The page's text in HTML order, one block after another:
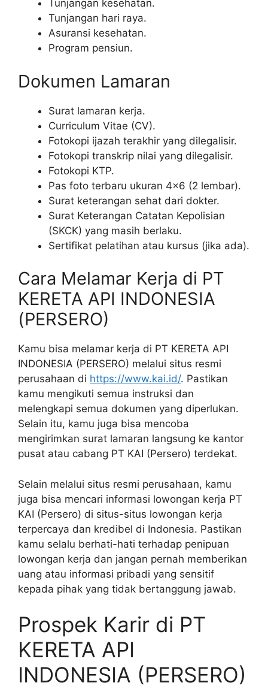
Tunjangan kesehatan.
Tunjangan hari raya.
Asuransi kesehatan.
Program pensiun.
Dokumen Lamaran
Surat lamaran kerja.
Curriculum Vitae (CV).
Fotokopi ijazah terakhir yang dilegalisir.
Fotokopi transkrip nilai yang dilegalisir.
Fotokopi KTP.
Pas foto terbaru ukuran 4×6 (2 lembar).
Surat keterangan sehat dari dokter.
Surat Keterangan Catatan Kepolisian
(SKCK) yang masih berlaku.
Sertifikat pelatihan atau kursus (jika ada).
Cara Melamar Kerja di PT
KERETA API INDONESIA
(PERSERO)
Kamu bisa melamar kerja di PT KERETA API
INDONESIA (PERSERO) melalui situs resmi
perusahaan di https://www.kai.id/. Pastikan
kamu mengikuti semua instruksi dan
melengkapi semua dokumen yang diperlukan.
Selain itu, kamu juga bisa mencoba
mengirimkan surat lamaran langsung ke kantor
pusat atau cabang PT KAI (Persero) terdekat.
Selain melalui situs resmi perusahaan, kamu
juga bisa mencari informasi lowongan kerja PT
KAI (Persero) di situs-situs lowongan kerja
terpercaya dan kredibel di Indonesia. Pastikan
kamu selalu berhati-hati terhadap penipuan
lowongan kerja dan jangan pernah memberikan
uang atau informasi pribadi yang sensitif
kepada pihak yang tidak bertanggung jawab.
Prospek Karir di PT
KERETA API
INDONESIA (PERSERO)